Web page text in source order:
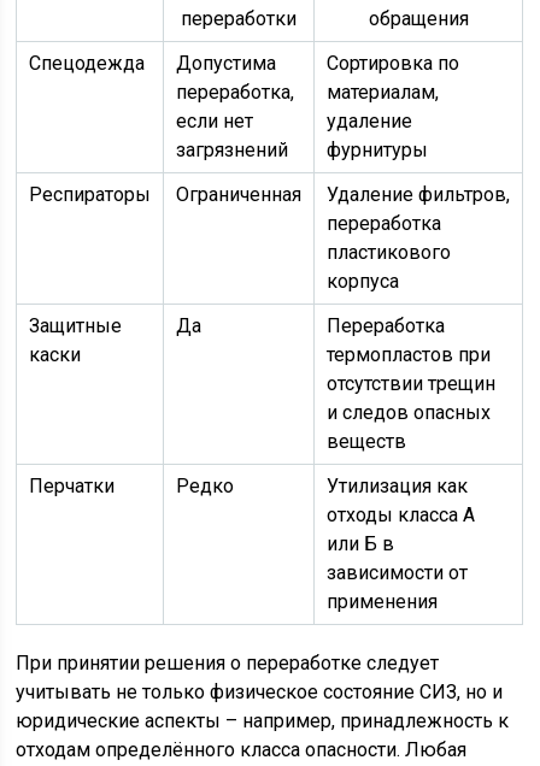
переработки
обращения
Спецодежда
Допустима
переработка,
если нет
загрязнений
Сортировка по
материалам,
удаление
фурнитуры
Респираторы
Ограниченная
Удаление фильтров,
переработка
пластикового
корпуса
Защитные
каски
Да
Переработка
термопластов при
отсутствии трещин
и следов опасных
веществ
Перчатки
Редко
Утилизация как
отходы класса А
или Б в
зависимости от
применения
При принятии решения о переработке следует
учитывать не только физическое состояние СИЗ, но и
юридические аспекты – например, принадлежность к
отходам определённого класса опасности. Любая